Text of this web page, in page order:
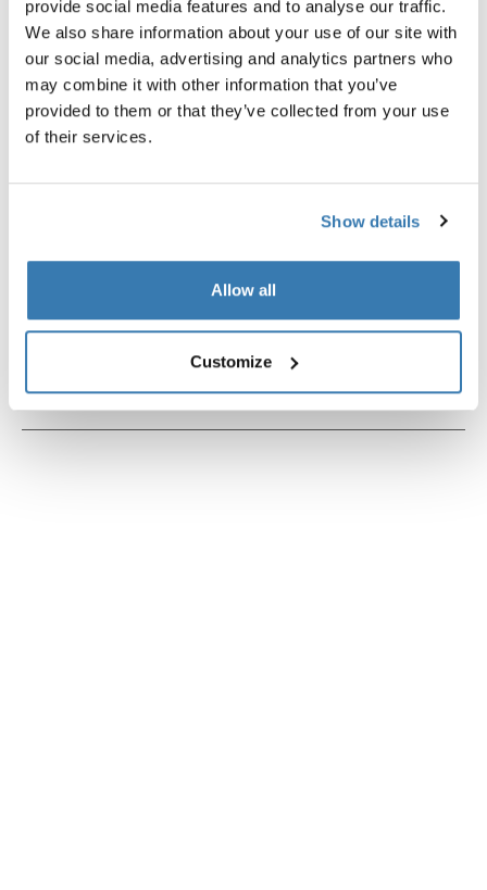
provide social media features and to analyse our traffic.
We also share information about your use of our site with
our social media, advertising and analytics partners who
may combine it with other information that you’ve
provided to them or that they’ve collected from your use
of their services.
Show details
Allow all
Customize
fijación de smartphone para bicicleta
negro
clip para arnés negro
Toggle features
Todas las características
Toggle techspec
Especificaciones técnicas
Toggle guides and instructions
Instrucciones